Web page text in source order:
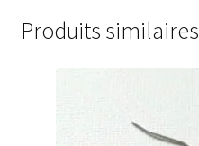
Produits similaires